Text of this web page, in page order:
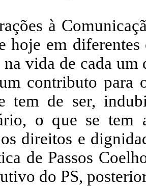
à
hoje em
vida de cada um
contributo para
tem de ser,
o que se tem
direitos e
de Passos
do PS,